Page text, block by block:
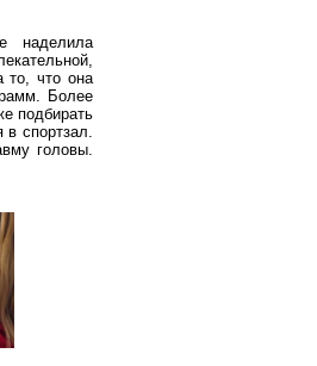
наделила
то, что она
Более
подбирать
в спортзал.
головы.